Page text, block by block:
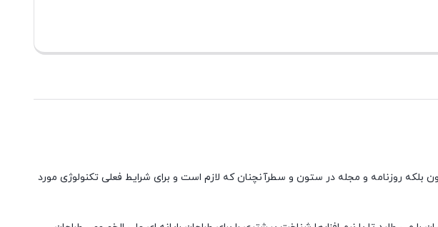
بلکه روزنامه و مجله در ستون و سطرآنچنان که لازم است و برای شرایط فعلی تکنولوژی مورد